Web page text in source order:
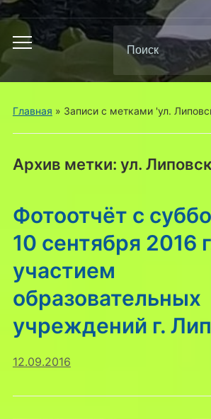
Переключить
меню
Поиск
по:
Главная » Записи с метками 'ул.
Архив метки: ул.
Фотоотчёт с
10 сентября 2016
участием
образовательных
учреждений г.
12.09.2016